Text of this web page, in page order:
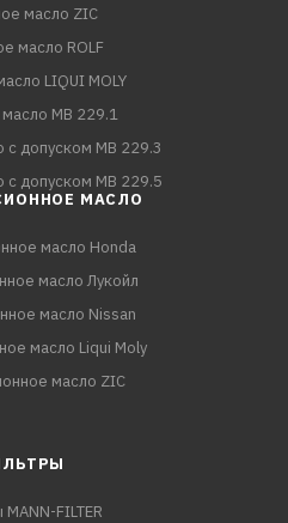
масло ZIC
масло ROLF
LIQUI MOLY
MB 229.1
допуском MB 229.3
допуском MB 229.5
МАСЛО
масло Honda
масло Лукойл
масло Nissan
масло Liqui Moly
масло ZIC
FILTER